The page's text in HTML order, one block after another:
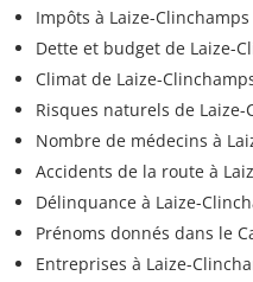
Impôts à Laize-Clinchamps
Dette et budget de Laize-
Climat de Laize-
Risques naturels de Laize-
Nombre de médecins à
Accidents de la route à
Délinquance à Laize-
Prénoms donnés dans le
Entreprises à Laize-